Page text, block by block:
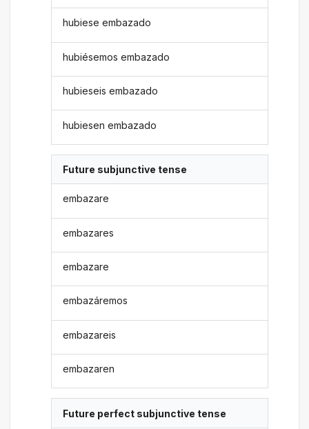
hubiese embazado
hubiésemos embazado
hubieseis embazado
hubiesen embazado
Future subjunctive tense
embazare
embazares
embazare
embazáremos
embazareis
embazaren
Future perfect subjunctive tense